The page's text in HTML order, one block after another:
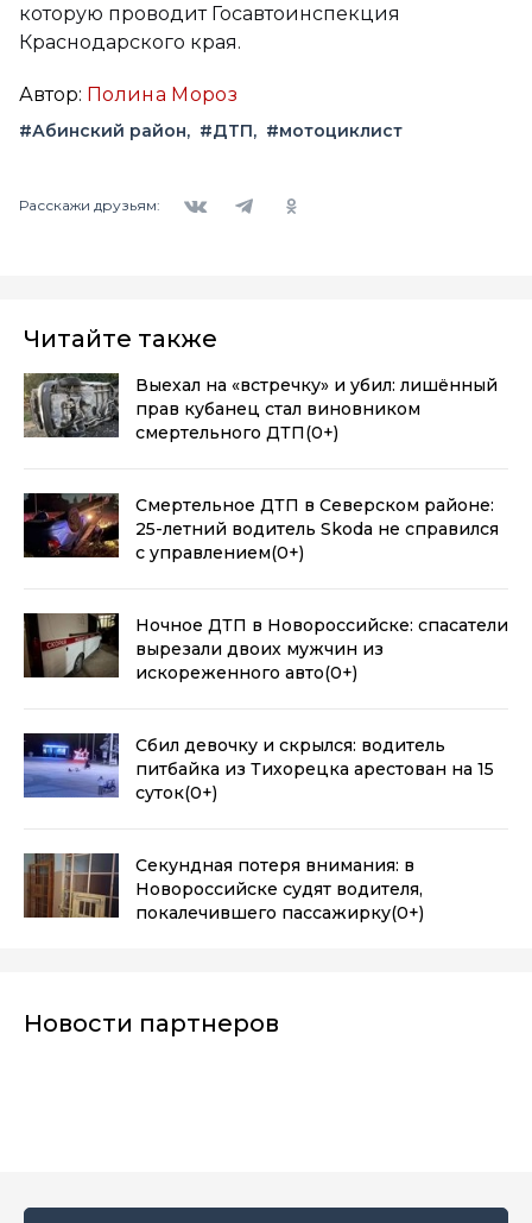
которую проводит Госавтоинспекция
Краснодарского края.
Автор: Полина Мороз
#Абинский район #ДТП #мотоциклист
Расскажи друзьям:
Читайте также
Выехал на «встречку» и убил: лишённый
прав кубанец стал виновником
смертельного ДТП(0+)
Смертельное ДТП в Северском районе:
25-летний водитель Skoda не справился
с управлением(0+)
Ночное ДТП в Новороссийске: спасатели
вырезали двоих мужчин из
искореженного авто(0+)
Сбил девочку и скрылся: водитель
питбайка из Тихорецка арестован на 15
суток(0+)
Секундная потеря внимания: в
Новороссийске судят водителя,
покалечившего пассажирку(0+)
Новости партнеров